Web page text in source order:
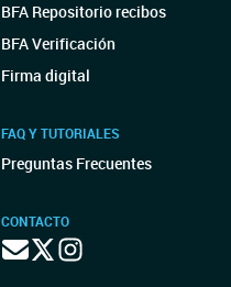
BFA Repositorio recibos
BFA Verificación
Firma digital
FAQ Y TUTORIALES
Preguntas Frecuentes
CONTACTO